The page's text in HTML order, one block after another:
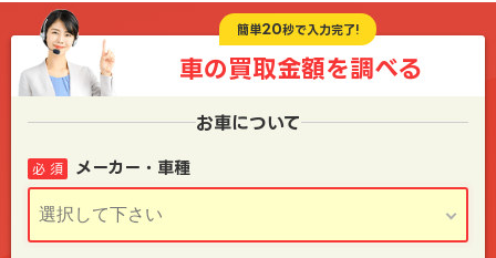
簡単20秒で入力完了!
車の買取金額を調べる
お車について
メーカー・車種
必 須